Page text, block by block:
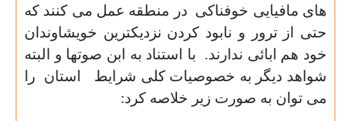
های مافیایی خوفناکی در منطقه عمل می کنند که
حتی از ترور و نابود کردن نزدیکترین خویشاوندان
خود هم ابائی ندارند. با استناد به ابن صوتها و البته
شواهد دیگر به خصوصیات کلی شرایط استان را
می توان به صورت زیر خلاصه کرد: